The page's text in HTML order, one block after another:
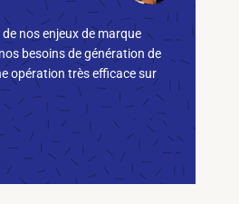
nos enjeux de marque
besoins de génération de
opération très efficace sur